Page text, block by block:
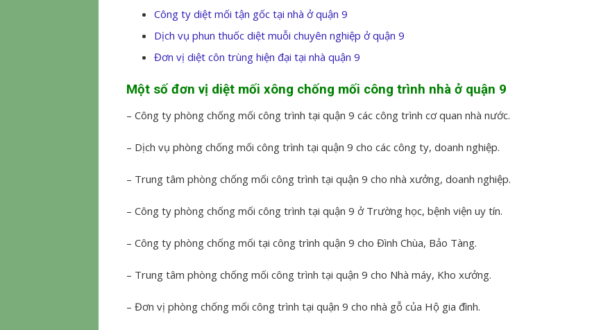
Công ty diệt mối tận gốc tại nhà ở quận 9
Dịch vụ phun thuốc diệt muỗi chuyên nghiệp ở quận 9
Đơn vị diệt côn trùng hiện đại tại nhà quận 9
Một số đơn vị diệt mối xông chống mối công trình nhà ở quận 9
– Công ty phòng chống mối công trình tại quận 9 các công trình cơ quan nhà nước.
– Dịch vụ phòng chống mối công trình tại quận 9 cho các công ty, doanh nghiệp.
– Trung tâm phòng chống mối công trình tại quận 9 cho nhà xưởng, doanh nghiệp.
– Công ty phòng chống mối công trình tại quận 9 ở Trường học, bệnh viện uy tín.
– Công ty phòng chống mối tại công trình quận 9 cho Đình Chùa, Bảo Tàng.
– Trung tâm phòng chống mối công trình tại quận 9 cho Nhà máy, Kho xưởng.
– Đơn vị phòng chống mối công trình tại quận 9 cho nhà gỗ của Hộ gia đình.